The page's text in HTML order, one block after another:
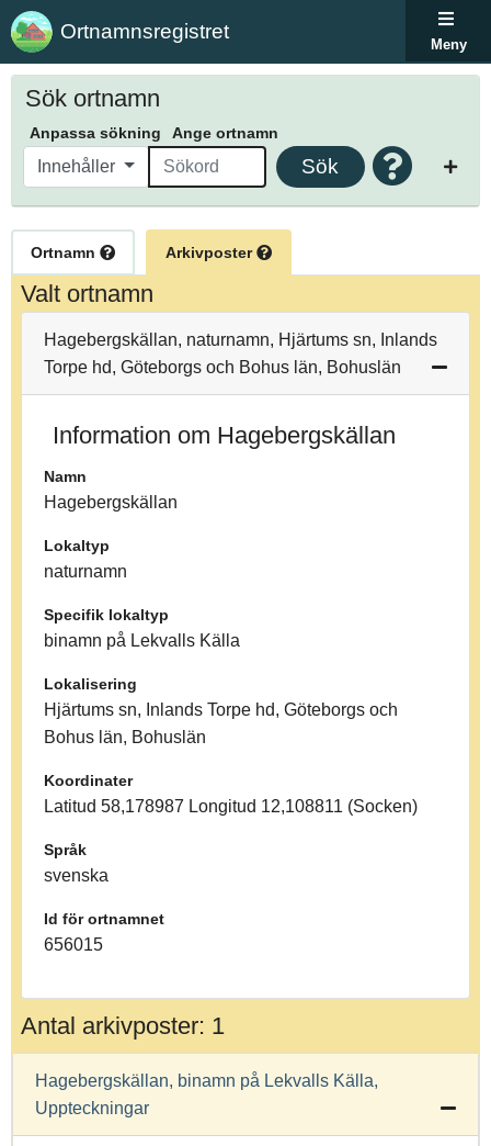
Ortnamnsregistret
Meny
Sök ortnamn
Anpassa sökning Ange ortnamn
Innehåller Sök
Ortnamn Arkivposter
Valt ortnamn
Hagebergskällan, naturnamn, Hjärtums sn, Inlands
Torpe hd, Göteborgs och Bohus län, Bohuslän
Information om Hagebergskällan
Namn
Hagebergskällan
Lokaltyp
naturnamn
Specifik lokaltyp
binamn på Lekvalls Källa
Lokalisering
Hjärtums sn, Inlands Torpe hd, Göteborgs och
Bohus län, Bohuslän
Koordinater
Latitud 58,178987 Longitud 12,108811 (Socken)
Språk
svenska
Id för ortnamnet
656015
Antal arkivposter: 1
Hagebergskällan, binamn på Lekvalls Källa,
Uppteckningar